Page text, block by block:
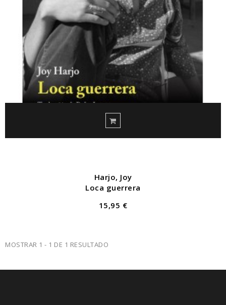
Harjo, Joy
Loca guerrera
15,95 €
MOSTRAR 1 - 1 DE 1 RESULTADO